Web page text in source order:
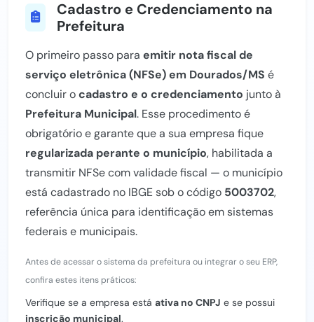
Cadastro e Credenciamento na
Prefeitura
O primeiro passo para emitir nota fiscal de
serviço eletrônica (NFSe) em Dourados/MS é
concluir ocadastro e o credenciamento junto à
Prefeitura Municipal. Esse procedimento é
obrigatório e garante que a sua empresa fique
regularizada perante o município, habilitada a
transmitir NFSe com validade fiscal — o município
está cadastrado no IBGE sob o código 5003702,
referência única para identificação em sistemas
federais e municipais.
Antes de acessar o sistema da prefeitura ou integrar o seu ERP,
confira estes itens práticos:
Verifique se a empresa está ativa no CNPJ e se possui
inscrição municipal.